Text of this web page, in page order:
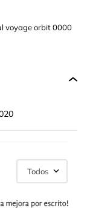
voyage orbit 0000
Todos